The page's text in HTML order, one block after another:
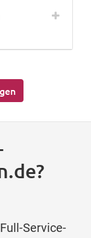
Full-Service-